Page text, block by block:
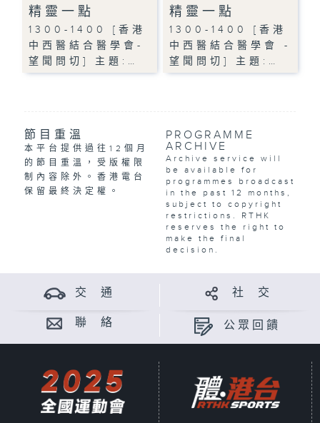
精靈一點
1300-1400 [香港
中西醫結合醫學會-
望聞問切] 主題:…
精靈一點
1300-1400 [香港
中西醫結合醫學會 -
望聞問切] 主題:…
節目重溫
本平台提供過往12個月
的節目重溫，受版權限
制內容除外。香港電台
保留最終決定權。
PROGRAMME
ARCHIVE
Archive service will
be available for
programmes broadcast
in the past 12 months,
subject to copyright
restrictions. RTHK
reserves the right to
make the final
decision.
交 通 社 交
聯 絡 公眾回饋